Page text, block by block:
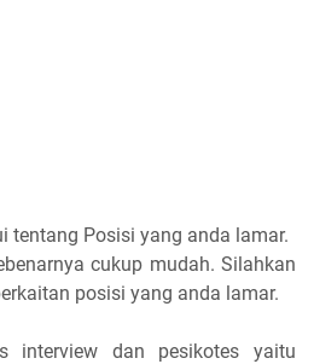
tentang Posisi yang anda lamar.
cukup mudah. Silahkan
posisi yang anda lamar.
interview dan pesikotes yaitu